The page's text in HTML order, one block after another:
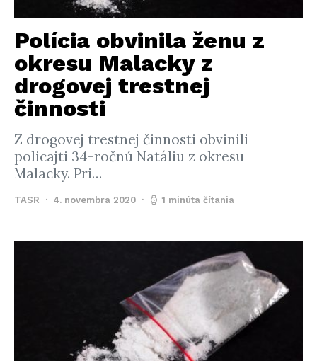
Polícia obvinila ženu z
okresu Malacky z
drogovej trestnej
činnosti
Z drogovej trestnej činnosti obvinili
policajti 34-ročnú Natáliu z okresu
Malacky. Pri…
TASR 4. novembra 2020 1 minúta čítania